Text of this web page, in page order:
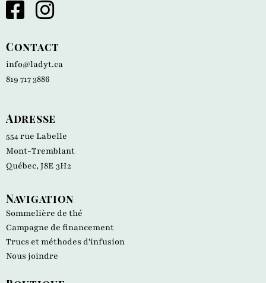
Contact
info@ladyt.ca
819 717 3886
Adresse
554 rue Labelle
Mont-Tremblant
Québec, J8E 3H2
Navigation
Sommelière de thé
Campagne de financement
Trucs et méthodes d'infusion
Nous joindre